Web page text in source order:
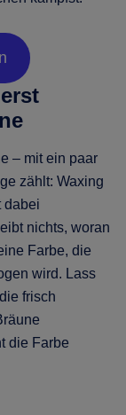
– mit ein paar
zählt: Waxing
dabei
nichts, woran
Farbe, die
wird. Lass
frisch
die Farbe